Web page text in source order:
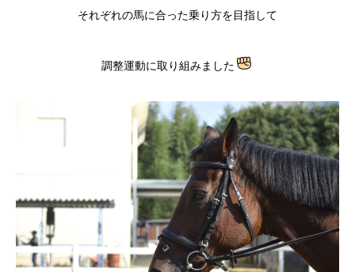
それぞれの馬に合った乗り方を目指して
調整運動に取り組みました